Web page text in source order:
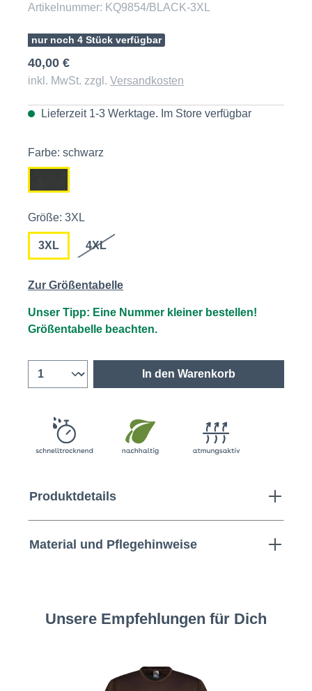
Artikelnummer: KQ9854/BLACK-3XL
nur noch 4 Stück verfügbar
40,00 €
inkl. MwSt. zzgl. Versandkosten
Lieferzeit 1-3 Werktage. Im Store verfügbar
Farbe: schwarz
Größe: 3XL
3XL 4XL
Zur Größentabelle
Unser Tipp: Eine Nummer kleiner bestellen!
Größentabelle beachten.
In den Warenkorb
Produktdetails
Material und Pflegehinweise
Unsere Empfehlungen für Dich